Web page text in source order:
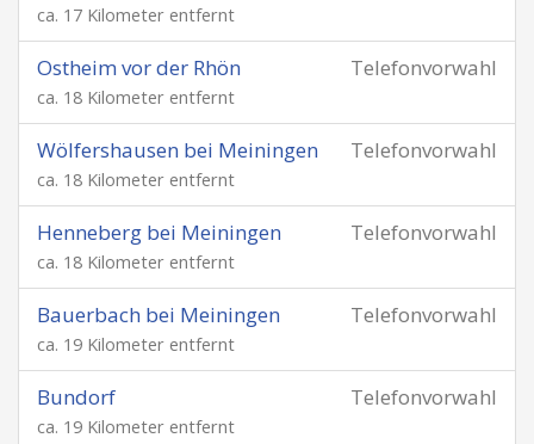
ca. 17 Kilometer entfernt
Telefonvorwahl
Ostheim vor der Rhön
ca. 18 Kilometer entfernt
Telefonvorwahl
Wölfershausen bei Meiningen
ca. 18 Kilometer entfernt
Telefonvorwahl
Henneberg bei Meiningen
ca. 18 Kilometer entfernt
Telefonvorwahl
Bauerbach bei Meiningen
ca. 19 Kilometer entfernt
Telefonvorwahl
Bundorf
ca. 19 Kilometer entfernt